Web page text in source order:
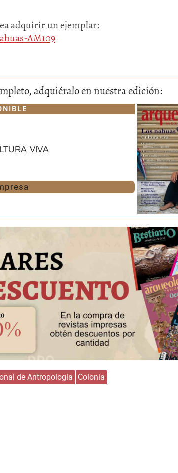
adquirir un ejemplar:
AM109
adquiéralo en nuestra edición:
viva
de Antropología Colonia